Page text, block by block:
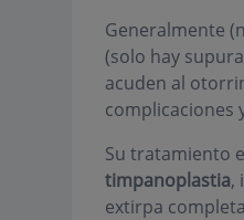
Generalmente
(solo hay
acuden al
complicaciones
Su tratamiento
timpanoplastia,
extirpa